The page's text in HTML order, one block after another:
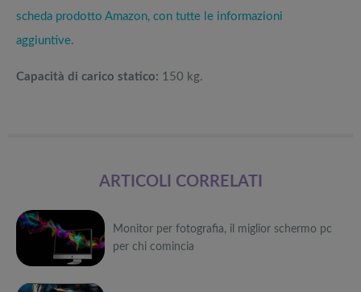
scheda prodotto Amazon, con tutte le informazioni
aggiuntive.
Capacità di carico statico: 150 kg.
ARTICOLI CORRELATI
Monitor per fotografia, il miglior schermo pc
per chi comincia